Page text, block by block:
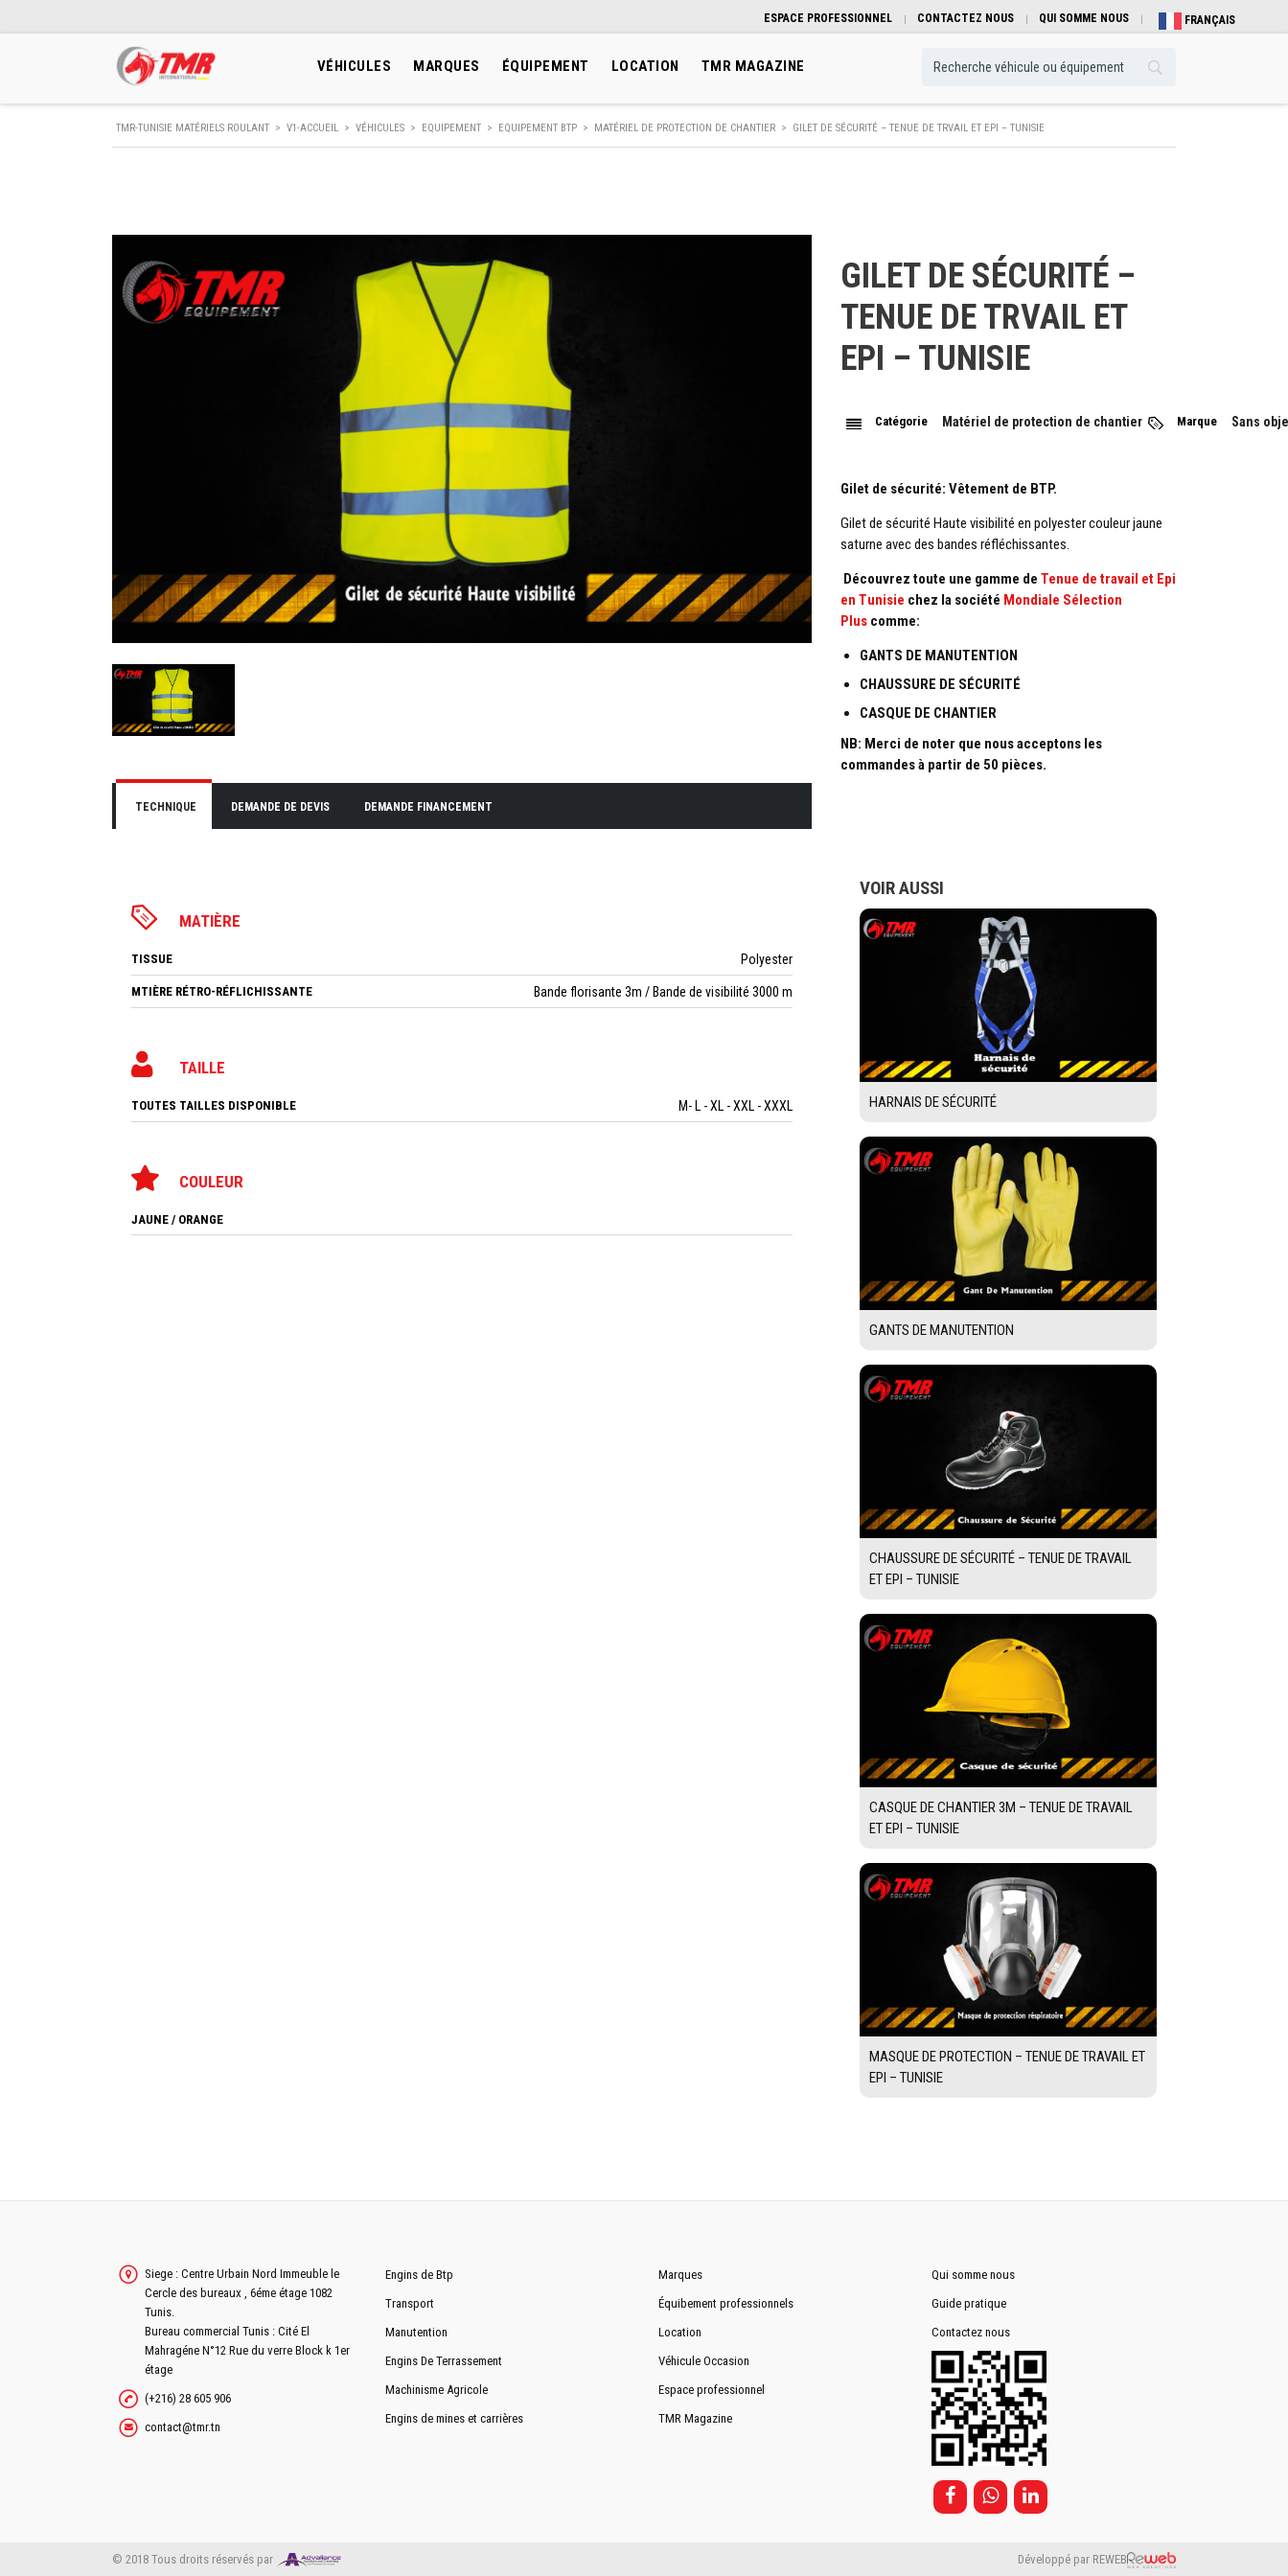
ESPACE PROFESSIONNEL CONTACTEZ NOUS QUI SOMME NOUS FRANÇAIS
VÉHICULES MARQUES ÉQUIPEMENT LOCATION TMR MAGAZINE
TMR-TUNISIE MATÉRIELS ROULANT > V1-ACCUEIL > VÉHICULES > EQUIPEMENT > EQUIPEMENT BTP > MATÉRIEL DE PROTECTION DE CHANTIER > GILET DE SÉCURITÉ – TENUE DE TRVAIL ET EPI – TUNISIE
TECHNIQUE DEMANDE DE DEVIS DEMANDE FINANCEMENT
MATIÈRE
TISSUE Polyester
MTIÈRE RÉTRO-RÉFLICHISSANTE Bande florisante 3m / Bande de visibilité 3000 m
TAILLE
TOUTES TAILLES DISPONIBLE M- L - XL - XXL - XXXL
COULEUR
JAUNE / ORANGE
GILET DE SÉCURITÉ –
TENUE DE TRVAIL ET
EPI – TUNISIE
Catégorie Matériel de protection de chantier Marque Sans
Gilet de sécurité: Vêtement de BTP.
Gilet de sécurité Haute visibilité en polyester couleur jaune
saturne avec des bandes réfléchissantes.
Découvrez toute une gamme de Tenue de travail et Epi
en Tunisie chez la société Mondiale Sélection
Plus comme:
GANTS DE MANUTENTION
CHAUSSURE DE SÉCURITÉ
CASQUE DE CHANTIER
NB: Merci de noter que nous acceptons les
commandes à partir de 50 pièces.
VOIR AUSSI
HARNAIS DE SÉCURITÉ
GANTS DE MANUTENTION
CHAUSSURE DE SÉCURITÉ – TENUE DE TRAVAIL
ET EPI – TUNISIE
CASQUE DE CHANTIER 3M – TENUE DE TRAVAIL
ET EPI – TUNISIE
MASQUE DE PROTECTION – TENUE DE TRAVAIL ET
EPI – TUNISIE
Siege : Centre Urbain Nord Immeuble le
Cercle des bureaux , 6éme étage 1082
Tunis.
Bureau commercial Tunis : Cité El
Mahragéne N°12 Rue du verre Block k 1er
étage
(+216) 28 605 906
contact@tmr.tn
Engins de Btp
Transport
Manutention
Engins De Terrassement
Machinisme Agricole
Engins de mines et carrières
Marques
Équibement professionnels
Location
Véhicule Occasion
Espace professionnel
TMR Magazine
Qui somme nous
Guide pratique
Contactez nous
© 2018 Tous droits réservés par Développé par REWEB